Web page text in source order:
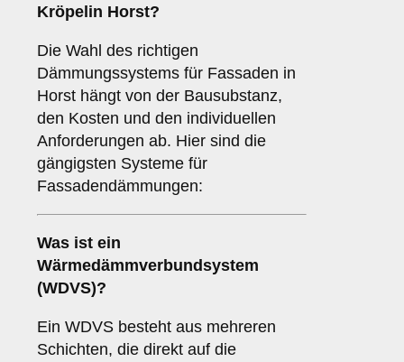
Kröpelin Horst?
Die Wahl des richtigen
Dämmungssystems für Fassaden in
Horst hängt von der Bausubstanz,
den Kosten und den individuellen
Anforderungen ab. Hier sind die
gängigsten Systeme für
Fassadendämmungen:
Was ist ein
Wärmedämmverbundsystem
(WDVS)?
Ein WDVS besteht aus mehreren
Schichten, die direkt auf die